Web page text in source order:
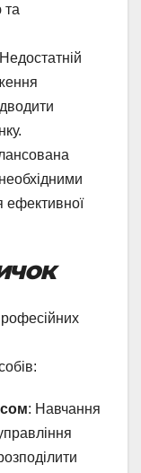
та
: Навчання